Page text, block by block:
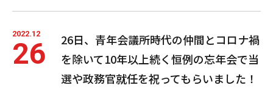
2022.12
26
26日、青年会議所時代の仲間とコロナ禍
を除いて10年以上続く恒例の忘年会で当
選や政務官就任を祝ってもらいました！